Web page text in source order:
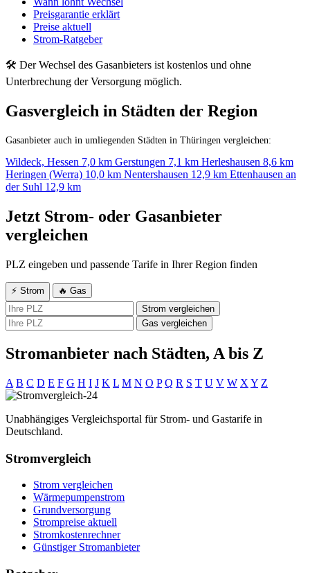
Preisgarantie erklärt
Preise aktuell
Strom-Ratgeber
🛠 Der Wechsel des Gasanbieters ist kostenlos und ohne
Unterbrechung der Versorgung möglich.
Gasvergleich in Städten der Region
Gasanbieter auch in umliegenden Städten in Thüringen vergleichen:
Wildeck, Hessen 7,0 km Gerstungen 7,1 km Herleshausen 8,6 km
Heringen (Werra) 10,0 km Nentershausen 12,9 km Ettenhausen an
der Suhl 12,9 km
Jetzt Strom- oder Gasanbieter
vergleichen
PLZ eingeben und passende Tarife in Ihrer Region finden
⚡ Strom
🔥 Gas
Strom vergleichen
Gas vergleichen
Stromanbieter nach Städten, A bis Z
A B C D E F G H I J K L M N O P Q R S T U V W X Y Z
Unabhängiges Vergleichsportal für Strom- und Gastarife in
Deutschland.
Stromvergleich
Strom vergleichen
Wärmepumpenstrom
Grundversorgung
Strompreise aktuell
Stromkostenrechner
Günstiger Stromanbieter